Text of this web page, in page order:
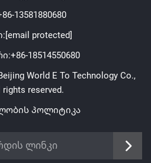
13581880680
[email protected]
+86-18514550680
World E To Technology Co.,
rights reserved.
პოლიტიკა
ლინკი